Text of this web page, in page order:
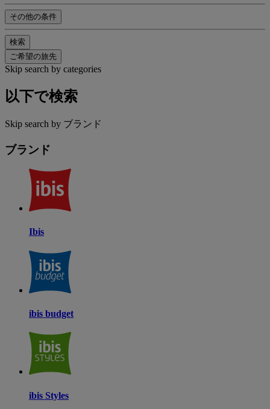
その他の条件
検索
ご希望の旅先
Skip search by categories
以下で検索
Skip search by ブランド
ブランド
Ibis
ibis budget
ibis Styles